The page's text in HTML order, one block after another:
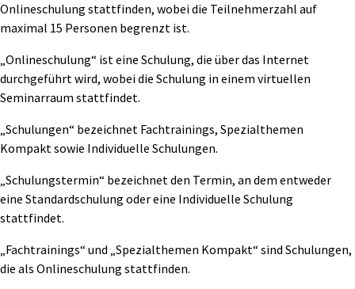
Onlineschulung stattfinden, wobei die Teilnehmerzahl auf
maximal 15 Personen begrenzt ist.
„Onlineschulung“ ist eine Schulung, die über das Internet
durchgeführt wird, wobei die Schulung in einem virtuellen
Seminarraum stattfindet.
„Schulungen“ bezeichnet Fachtrainings, Spezialthemen
Kompakt sowie Individuelle Schulungen.
„Schulungstermin“ bezeichnet den Termin, an dem entweder
eine Standardschulung oder eine Individuelle Schulung
stattfindet.
„Fachtrainings“ und „Spezialthemen Kompakt“ sind Schulungen,
die als Onlineschulung stattfinden.